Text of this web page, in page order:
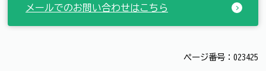
メールでのお問い合わせはこちら
ページ番号：023425